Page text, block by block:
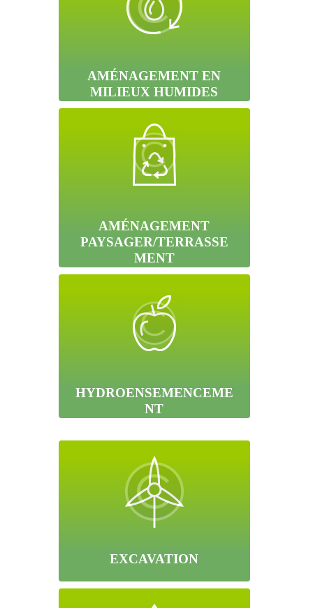
AMÉNAGEMENT EN
MILIEUX HUMIDES
AMÉNAGEMENT
PAYSAGER/TERRASSE
MENT
HYDROENSEMENCEME
NT
EXCAVATION